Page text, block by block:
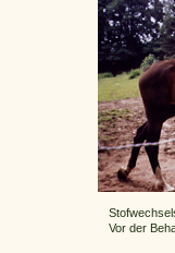
Vor der